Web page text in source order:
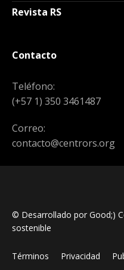
Revista RS
Contacto
Teléfono:
(+57 1) 350 3461487
Correo:
contacto@centrors.org
© Desarrollado por Good;)
sostenible
Términos Privacidad